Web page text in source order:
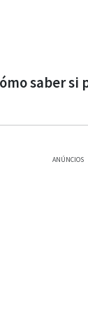
saber si
ANÚNCIOS